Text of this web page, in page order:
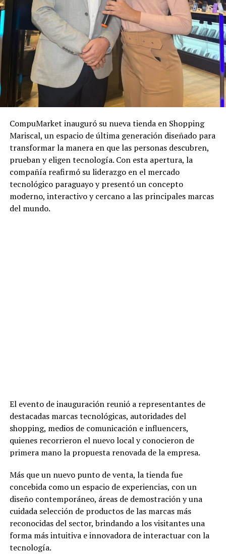
CompuMarket inauguró su nueva tienda en Shopping
Mariscal, un espacio de última generación diseñado para
transformar la manera en que las personas descubren,
prueban y eligen tecnología. Con esta apertura, la
compañía reafirmó su liderazgo en el mercado
tecnológico paraguayo y presentó un concepto
moderno, interactivo y cercano a las principales marcas
del mundo.
El evento de inauguración reunió a representantes de
destacadas marcas tecnológicas, autoridades del
shopping, medios de comunicación e influencers,
quienes recorrieron el nuevo local y conocieron de
primera mano la propuesta renovada de la empresa.
Más que un nuevo punto de venta, la tienda fue
concebida como un espacio de experiencias, con un
diseño contemporáneo, áreas de demostración y una
cuidada selección de productos de las marcas más
reconocidas del sector, brindando a los visitantes una
forma más intuitiva e innovadora de interactuar con la
tecnología.